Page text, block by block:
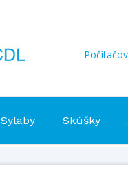
Skúšky